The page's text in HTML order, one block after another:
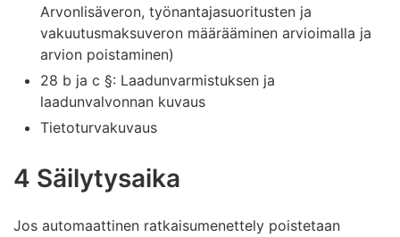
Arvonlisäveron, työnantajasuoritusten ja
vakuutusmaksuveron määrääminen arvioimalla ja
arvion poistaminen)
28 b ja c §: Laadunvarmistuksen ja
laadunvalvonnan kuvaus
Tietoturvakuvaus
4 Säilytysaika
Jos automaattinen ratkaisumenettely poistetaan